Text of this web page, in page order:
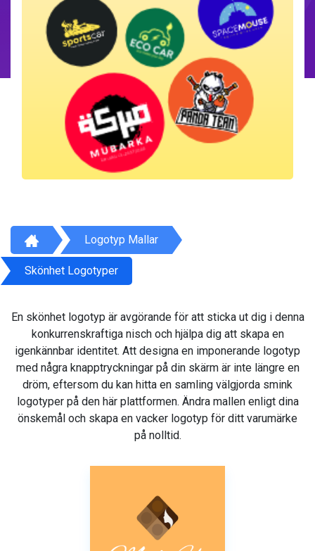
Logotyp Mallar
Skönhet Logotyper
En skönhet logotyp är avgörande för att sticka ut dig i denna
konkurrenskraftiga nisch och hjälpa dig att skapa en
igenkännbar identitet. Att designa en imponerande logotyp
med några knapptryckningar på din skärm är inte längre en
dröm, eftersom du kan hitta en samling välgjorda smink
logotyper på den här plattformen. Ändra mallen enligt dina
önskemål och skapa en vacker logotyp för ditt varumärke
på nolltid.